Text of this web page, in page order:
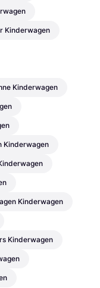
Kinderwagen
Kinderwagen
Kinderwagen
Kinderwagen
Kinderwagen